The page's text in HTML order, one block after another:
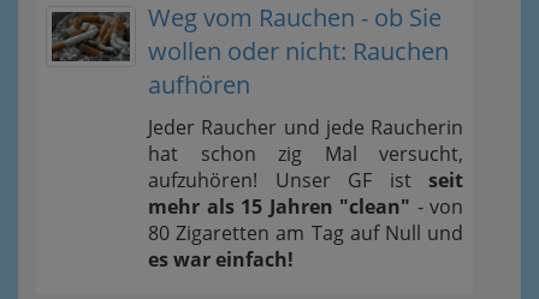
Weg vom Rauchen - ob Sie
wollen oder nicht: Rauchen
aufhören
Jeder Raucher und jede Raucherin
hat schon zig Mal versucht,
aufzuhören! Unser GF ist seit
mehr als 15 Jahren "clean" - von
80 Zigaretten am Tag auf Null und
es war einfach!